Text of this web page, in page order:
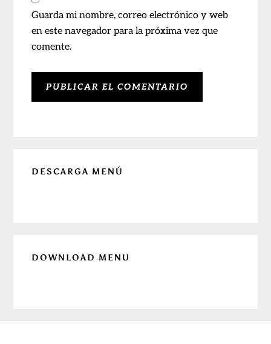
Guarda mi nombre, correo electrónico y web
en este navegador para la próxima vez que
comente.
lateral
DESCARGA MENÚ
DOWNLOAD MENU